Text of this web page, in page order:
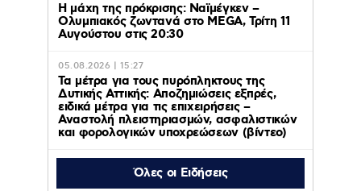
Η μάχη της πρόκρισης: Ναϊμέγκεν –
Ολυμπιακός ζωντανά στο MEGA, Τρίτη 11
Αυγούστου στις 20:30
05.08.2026 | 15:27
Τα μέτρα για τους πυρόπληκτους της
Δυτικής Αττικής: Αποζημιώσεις εξπρές,
ειδικά μέτρα για τις επιχειρήσεις –
Αναστολή πλειστηριασμών, ασφαλιστικών
και φορολογικών υποχρεώσεων (βίντεο)
Όλες οι Ειδήσεις